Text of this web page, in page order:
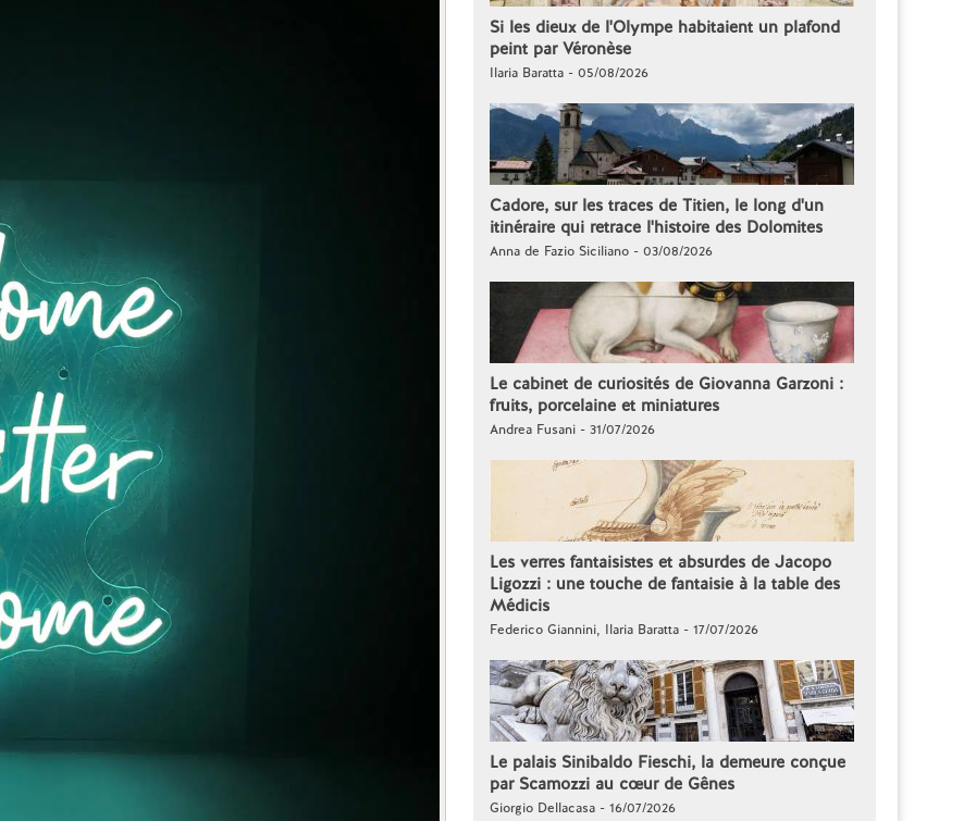
Si les dieux de l'Olympe habitaient un plafond
peint par Véronèse
Ilaria Baratta - 05/08/2026
Cadore, sur les traces de Titien, le long d'un
itinéraire qui retrace l'histoire des Dolomites
Anna de Fazio Siciliano - 03/08/2026
Le cabinet de curiosités de Giovanna Garzoni :
fruits, porcelaine et miniatures
Andrea Fusani - 31/07/2026
Les verres fantaisistes et absurdes de Jacopo
Ligozzi : une touche de fantaisie à la table des
Médicis
Federico Giannini, Ilaria Baratta - 17/07/2026
Le palais Sinibaldo Fieschi, la demeure conçue
par Scamozzi au cœur de Gênes
Giorgio Dellacasa - 16/07/2026